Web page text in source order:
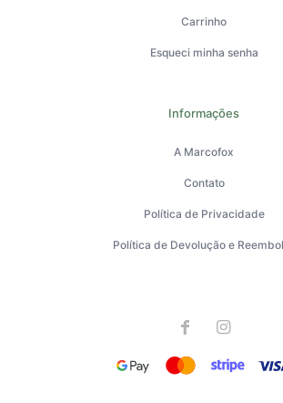
Carrinho
Esqueci minha senha
Informações
A Marcofox
Contato
Política de Privacidade
Política de Devolução e